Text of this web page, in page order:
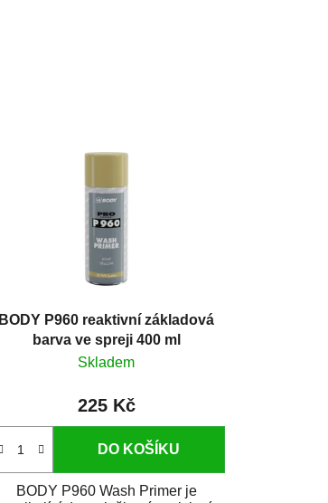
BODY P960 reaktivní základová
barva ve spreji 400 ml
Skladem
225 Kč
DO KOŠÍKU
BODY P960 Wash Primer je